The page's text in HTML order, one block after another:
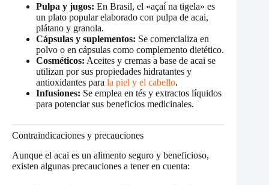
Pulpa y jugos: En Brasil, el «açaí na tigela» es
un plato popular elaborado con pulpa de acai,
plátano y granola.
Cápsulas y suplementos: Se comercializa en
polvo o en cápsulas como complemento dietético.
Cosméticos: Aceites y cremas a base de acai se
utilizan por sus propiedades hidratantes y
antioxidantes para la piel y el cabello.
Infusiones: Se emplea en tés y extractos líquidos
para potenciar sus beneficios medicinales.
Contraindicaciones y precauciones
Aunque el acai es un alimento seguro y beneficioso,
existen algunas precauciones a tener en cuenta: